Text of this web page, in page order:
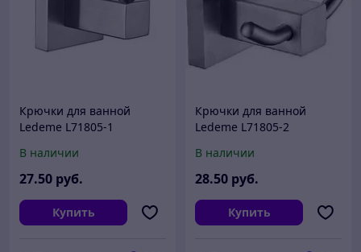
Крючки для ванной
Ledeme L71805-1
В наличии
27.50 руб.
Купить
Крючки для ванной
Ledeme L71805-2
В наличии
28.50 руб.
Купить